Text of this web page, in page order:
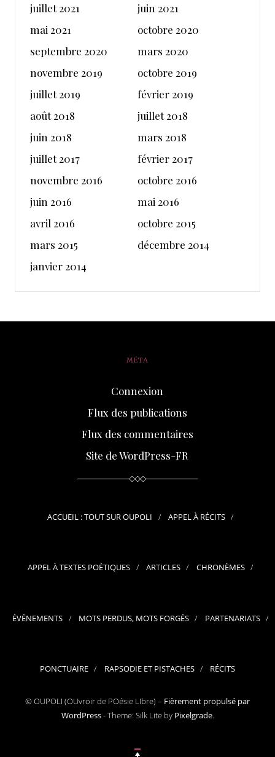
juillet 2021
juin 2021
mai 2021
octobre 2020
septembre 2020
mars 2020
novembre 2019
octobre 2019
juillet 2019
février 2019
août 2018
juillet 2018
juin 2018
mars 2018
juillet 2017
février 2017
novembre 2016
octobre 2016
juin 2016
mai 2016
avril 2016
octobre 2015
mars 2015
décembre 2014
janvier 2014
MÉTA
Connexion
Flux des publications
Flux des commentaires
Site de WordPress-FR
ACCUEIL : TOUT SUR OUPOLI APPEL À RÉCITS
APPEL À TEXTES POÉTIQUES ARTICLES CHRONÈMES
ÉVÉNEMENTS MOTS PERDUS, MOTS FORGÉS PARTENARIATS
PONCTUAIRE RAPSODIE ET PISTACHES RÉCITS
© OUPOLI (OUvroir de POésie LIbre) – Fièrement propulsé par
WordPress-Theme: Silk Lite by Pixelgrade.